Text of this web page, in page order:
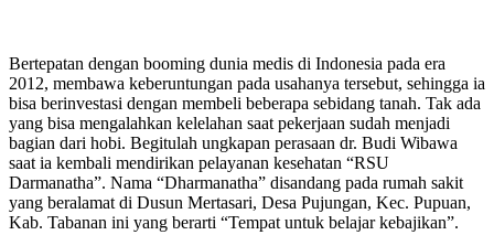
Bertepatan dengan booming dunia medis di Indonesia pada era
2012, membawa keberuntungan pada usahanya tersebut, sehingga ia
bisa berinvestasi dengan membeli beberapa sebidang tanah. Tak ada
yang bisa mengalahkan kelelahan saat pekerjaan sudah menjadi
bagian dari hobi. Begitulah ungkapan perasaan dr. Budi Wibawa
saat ia kembali mendirikan pelayanan kesehatan “RSU
Darmanatha”. Nama “Dharmanatha” disandang pada rumah sakit
yang beralamat di Dusun Mertasari, Desa Pujungan, Kec. Pupuan,
Kab. Tabanan ini yang berarti “Tempat untuk belajar kebajikan”.